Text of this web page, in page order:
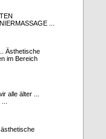
...
Ästhetische
im Bereich
alle älter ...